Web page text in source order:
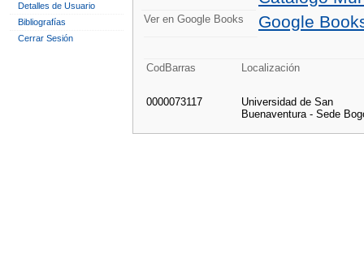
Detalles de Usuario
Bibliografías
Cerrar Sesión
Ver en Google Books Google
CodBarras Localización
0000073117
Universidad de San
Buenaventura - Sede